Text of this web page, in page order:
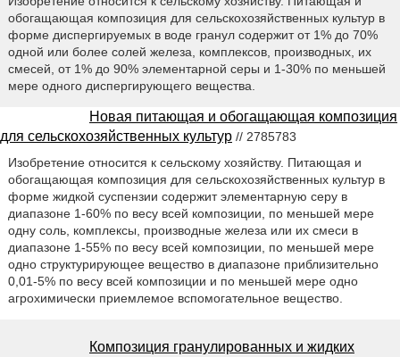
обогащающая композиция для сельскохозяйственных культур в
форме диспергируемых в воде гранул содержит от 1% до 70%
одной или более солей железа, комплексов, производных, их
смесей, от 1% до 90% элементарной серы и 1-30% по меньшей
мере одного диспергирующего вещества.
Новая питающая и обогащающая композиция
для сельскохозяйственных культур // 2785783
Изобретение относится к сельскому хозяйству. Питающая и
обогащающая композиция для сельскохозяйственных культур в
форме жидкой суспензии содержит элементарную серу в
диапазоне 1-60% по весу всей композиции, по меньшей мере
одну соль, комплексы, производные железа или их смеси в
диапазоне 1-55% по весу всей композиции, по меньшей мере
одно структурирующее вещество в диапазоне приблизительно
0,01-5% по весу всей композиции и по меньшей мере одно
агрохимически приемлемое вспомогательное вещество.
Композиция гранулированных и жидких